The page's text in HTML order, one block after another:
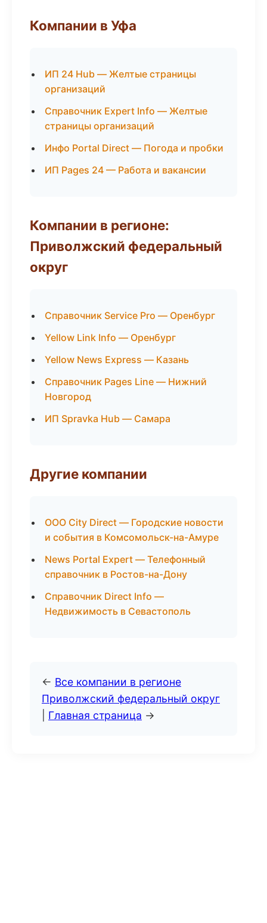
Компании в Уфа
ИП 24 Hub — Желтые страницы
организаций
Справочник Expert Info — Желтые
страницы организаций
Инфо Portal Direct — Погода и пробки
ИП Pages 24 — Работа и вакансии
Компании в регионе:
Приволжский федеральный
округ
Справочник Service Pro — Оренбург
Yellow Link Info — Оренбург
Yellow News Express — Казань
Справочник Pages Line — Нижний
Новгород
ИП Spravka Hub — Самара
Другие компании
ООО City Direct — Городские новости
и события в Комсомольск-на-Амуре
News Portal Expert — Телефонный
справочник в Ростов-на-Дону
Справочник Direct Info —
Недвижимость в Севастополь
← Все компании в регионе
Приволжский федеральный округ
Главная страница →